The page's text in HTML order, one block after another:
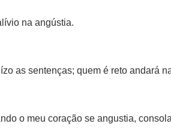
na angústia.
as sentenças; quem é reto andará
o meu coração se angustia,